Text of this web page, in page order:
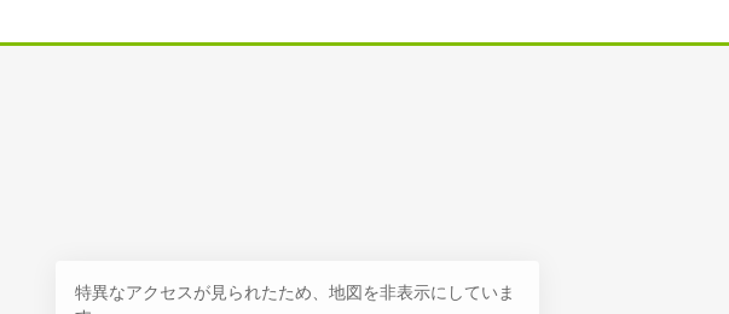
特異なアクセスが見られたため、地図を非表示にしていま